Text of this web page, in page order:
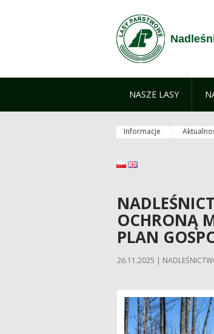
NASZE LASY
Informacje
OCHRONĄ
PLAN
26.11.2025 |